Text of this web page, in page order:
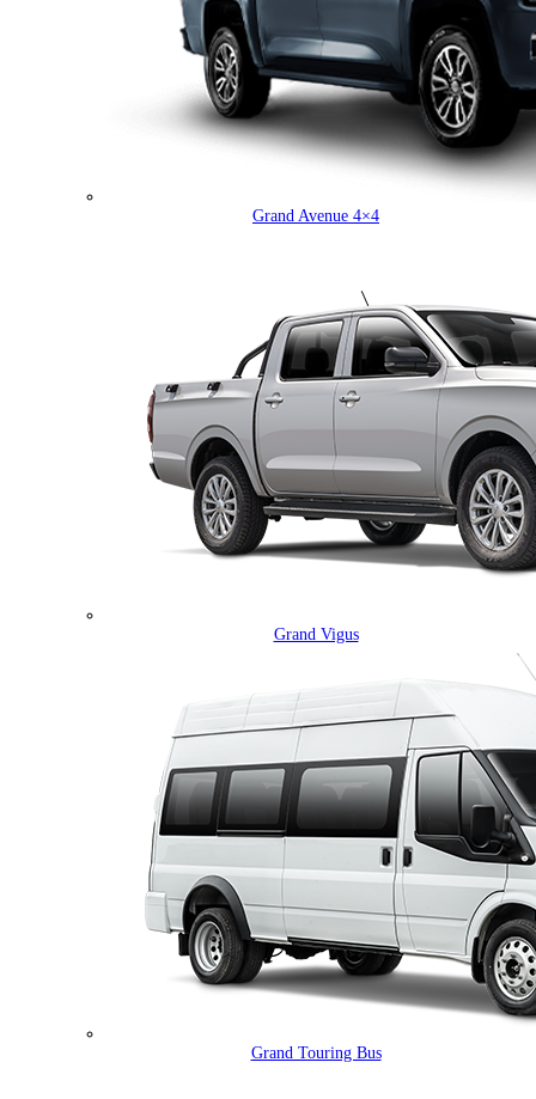
Grand Avenue 4×4
Grand Vigus
Grand Touring Bus